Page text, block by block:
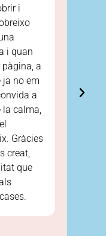
i
i quan
a
ja no em
a
calma,
Gràcies
creat,
que